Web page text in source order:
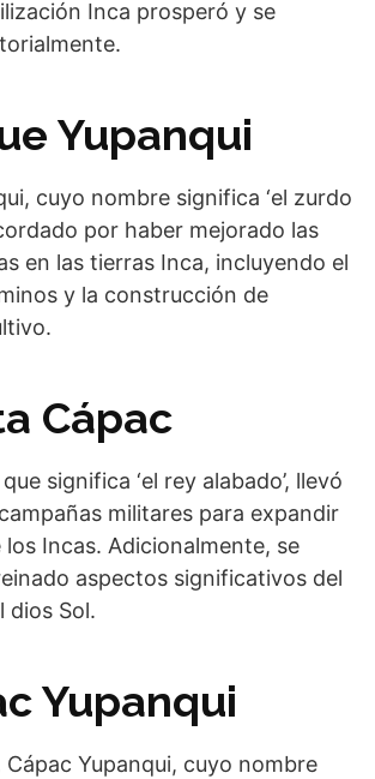
Inca prosperó y se
Yupanqui
cuyo nombre significa ‘el zurdo
por haber mejorado las
en las tierras Inca, incluyendo el
y la construcción de
Cápac
significa ‘el rey alabado’, llevó
militares para expandir
Incas. Adicionalmente, se
aspectos significativos del
dios Sol.
Yupanqui
Cápac Yupanqui, cuyo nombre